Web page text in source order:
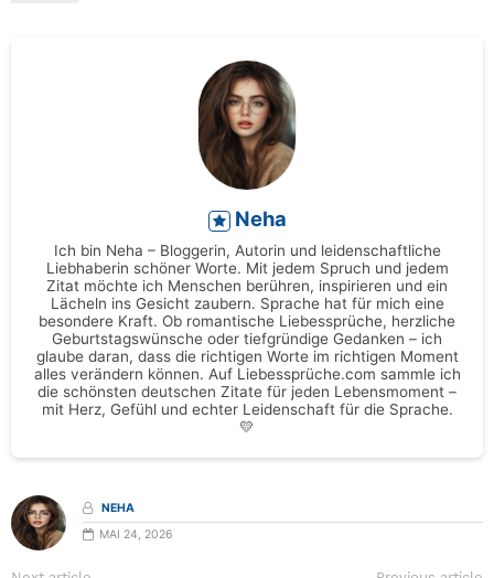
Neha
Ich bin Neha – Bloggerin, Autorin und leidenschaftliche
Liebhaberin schöner Worte. Mit jedem Spruch und jedem
Zitat möchte ich Menschen berühren, inspirieren und ein
Lächeln ins Gesicht zaubern. Sprache hat für mich eine
besondere Kraft. Ob romantische Liebessprüche, herzliche
Geburtstagswünsche oder tiefgründige Gedanken – ich
glaube daran, dass die richtigen Worte im richtigen Moment
alles verändern können. Auf Liebessprüche.com sammle ich
die schönsten deutschen Zitate für jeden Lebensmoment –
mit Herz, Gefühl und echter Leidenschaft für die Sprache.
💛
NEHA
MAI 24, 2026